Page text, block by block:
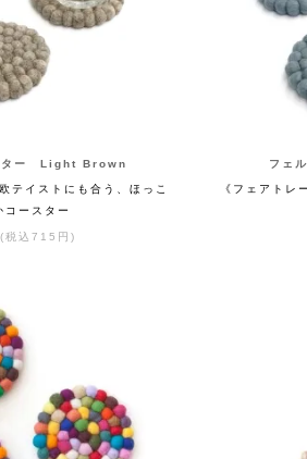
ター Light Brown
テイストにも合う、ほっこ
コースター
税込715円)
フェ
《フェアトレ